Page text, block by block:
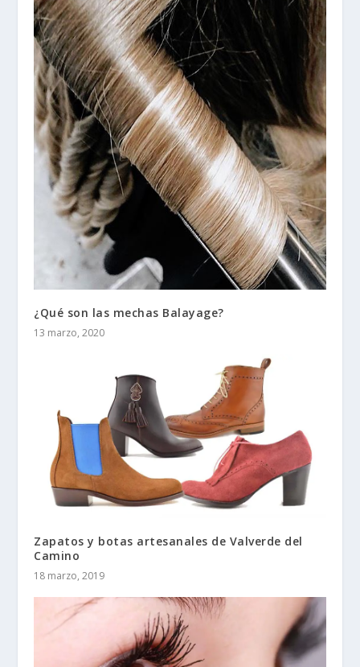
¿Qué son las mechas Balayage?
13 marzo, 2020
Zapatos y botas artesanales de Valverde del
Camino
18 marzo, 2019